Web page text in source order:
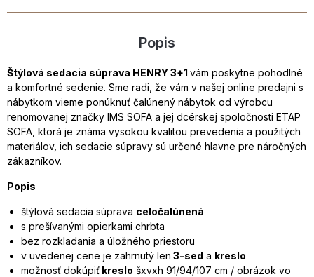
Popis
Štýlová sedacia súprava HENRY 3+1 vám poskytne pohodlné
a komfortné sedenie. Sme radi, že vám v našej online predajni s
nábytkom vieme ponúknuť čalúnený nábytok od výrobcu
renomovanej značky IMS SOFA a jej dcérskej spoločnosti ETAP
SOFA, ktorá je známa vysokou kvalitou prevedenia a použitých
materiálov, ich sedacie súpravy sú určené hlavne pre náročných
zákazníkov.
Popis
štýlová sedacia súprava celočalúnená
s prešívanými opierkami chrbta
bez rozkladania a úložného priestoru
v uvedenej cene je zahrnutý len 3-sed a kreslo
možnosť dokúpiť kreslo šxvxh 91/94/107 cm / obrázok vo